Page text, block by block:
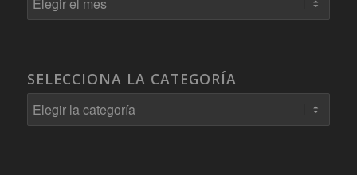
SELECCIONA LA CATEGORÍA
Selecciona
la